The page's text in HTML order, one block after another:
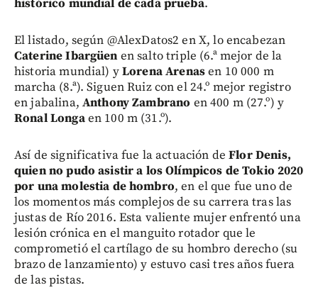
histórico mundial de cada prueba.
El listado, según @AlexDatos2 en X, lo encabezan
Caterine Ibargüen en salto triple (6.ª mejor de la
historia mundial) yLorena Arenasen 10 000 m
marcha (8.ª). Siguen Ruiz con el 24.º mejor registro
en jabalina, Anthony Zambrano en 400 m (27.º) y
Ronal Longaen 100 m (31.º).
Así de significativa fue la actuación de Flor Denis,
quien no pudo asistir a los Olímpicos de Tokio 2020
por una molestia de hombro, en el que fue uno de
los momentos más complejos de su carrera tras las
justas de Río 2016. Esta valiente mujer enfrentó una
lesión crónica en el manguito rotador que le
comprometió el cartílago de su hombro derecho (su
brazo de lanzamiento) y estuvo casi tres años fuera
de las pistas.